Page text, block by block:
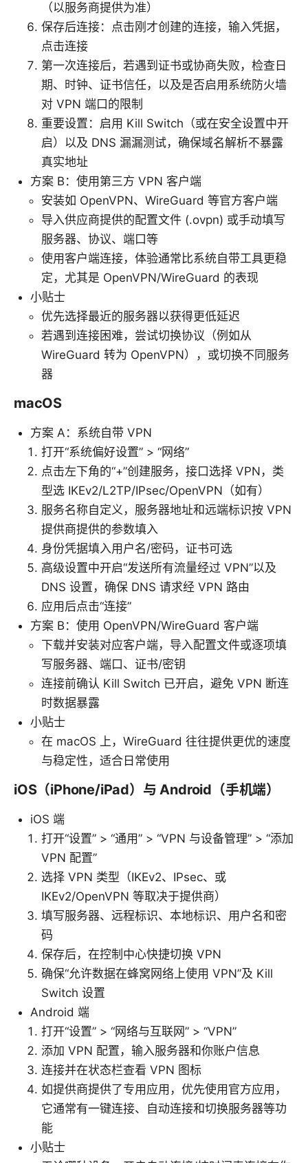
（以服务商提供为准）
保存后连接：点击刚才创建的连接，输入凭据，
点击连接
第一次连接后，若遇到证书或协商失败，检查日
期、时钟、证书信任，以及是否启用系统防火墙
对 VPN 端口的限制
重要设置：启用 Kill Switch（或在安全设置中开
启）以及 DNS 漏漏测试，确保域名解析不暴露
真实地址
方案 B：使用第三方 VPN 客户端
安装如 OpenVPN、WireGuard 等官方客户端
导入供应商提供的配置文件 (.ovpn) 或手动填写
服务器、协议、端口等
使用客户端连接，体验通常比系统自带工具更稳
定，尤其是 OpenVPN/WireGuard 的表现
小贴士
优先选择最近的服务器以获得更低延迟
若遇到连接困难，尝试切换协议（例如从
WireGuard 转为 OpenVPN），或切换不同服务
器
macOS
方案 A：系统自带 VPN
打开“系统偏好设置” > “网络”
点击左下角的“+”创建服务，接口选择 VPN，类
型选 IKEv2/L2TP/IPsec/OpenVPN（如有）
服务名称自定义，服务器地址和远端标识按 VPN
提供商提供的参数填入
身份凭据填入用户名/密码，证书可选
高级设置中开启“发送所有流量经过 VPN”以及
DNS 设置，确保 DNS 请求经 VPN 路由
应用后点击“连接”
方案 B：使用 OpenVPN/WireGuard 客户端
下载并安装对应客户端，导入配置文件或逐项填
写服务器、端口、证书/密钥
连接前确认 Kill Switch 已开启，避免 VPN 断连
时数据暴露
小贴士
在 macOS 上，WireGuard 往往提供更优的速度
与稳定性，适合日常使用
iOS（iPhone/iPad）与 Android（手机端）
iOS 端
打开“设置” > “通用” > “VPN 与设备管理” > “添加
VPN 配置”
选择 VPN 类型（IKEv2、IPsec、或
IKEv2/OpenVPN 等取决于提供商）
填写服务器、远程标识、本地标识、用户名和密
码
保存后，在控制中心快捷切换 VPN
确保“允许数据在蜂窝网络上使用 VPN”及 Kill
Switch 设置
Android 端
打开“设置” > “网络与互联网” > “VPN”
添加 VPN 配置，输入服务器和你账户信息
连接并在状态栏查看 VPN 图标
如提供商提供了专用应用，优先使用官方应用，
它通常有一键连接、自动连接和切换服务器等功
能
小贴士